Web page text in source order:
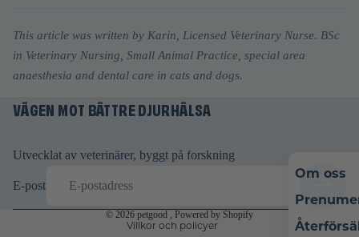
Om oss
This article was written by Karin, Licensed Veterinary Nurse. BSc
in Veterinary Nursing, Small Animal Practice, special area
anaesthesia and dental care in cats and dogs.
VÄGEN MOT BÄTTRE DJURHÄLSA
Utvecklat av veterinärer, byggt på forskning
E-post
© 2026 petgood , Powered by Shopify
Villkor och policyer
Återbetalningspolicy
Användarvillkor
Rättsligt meddelande